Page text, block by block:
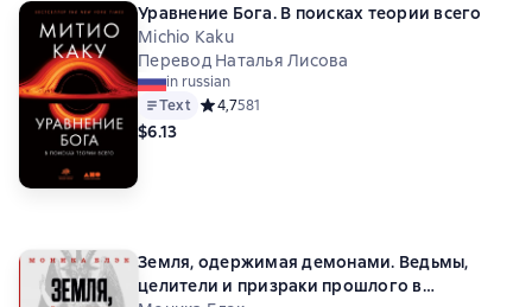
Уравнение Бога. В поисках теории всего
Michio Kaku
Перевод Наталья Лисова
in russian
Text Средний рейтинг 4,7 на основе 581 оценок
4,7581
$6.13
Земля, одержимая демонами. Ведьмы,
целители и призраки прошлого в